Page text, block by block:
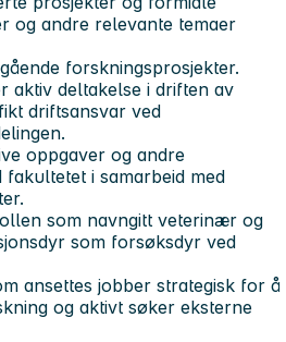
og andre relevante temaer
forskningsprosjekter.
aktiv deltakelse i driften av
driftsansvar ved
oppgaver og andre
i samarbeid med
som navngitt veterinær og
som forsøksdyr ved
ansettes jobber strategisk for å
og aktivt søker eksterne